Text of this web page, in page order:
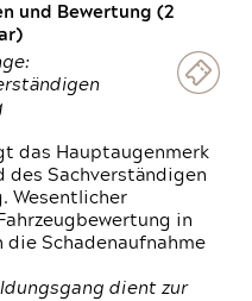
und Bewertung (2
das Hauptaugenmerk
Sachverständigen
Wesentlicher
in
die Schadenaufnahme
dient zur